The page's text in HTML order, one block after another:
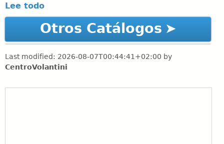
Lee todo
Otros Catálogos
Last modified: 2026-08-07T00:44:41+02:00 by
CentroVolantini